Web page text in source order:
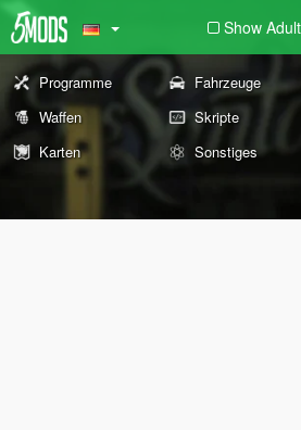
Show Adult
Programme Fahrzeuge
Waffen
Skripte
Karten
Sonstiges